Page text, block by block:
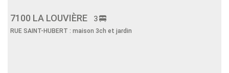
7100 LA LOUVIÈRE 3
RUE SAINT-HUBERT : maison 3ch et jardin